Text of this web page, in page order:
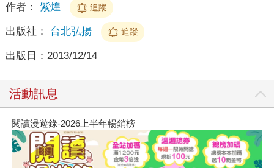
作者： 紫煌 追蹤
出版社： 台北弘揚 追蹤
出版日： 2013/12/14
活動訊息
閱讀漫遊錄-2026上半年暢銷榜